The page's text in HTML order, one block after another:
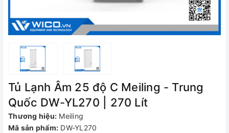
Tủ Lạnh Âm 25 độ C Meiling - Trung
Quốc DW-YL270 | 270 Lít
Thương hiệu: Meiling
Mã sản phẩm: DW-YL270